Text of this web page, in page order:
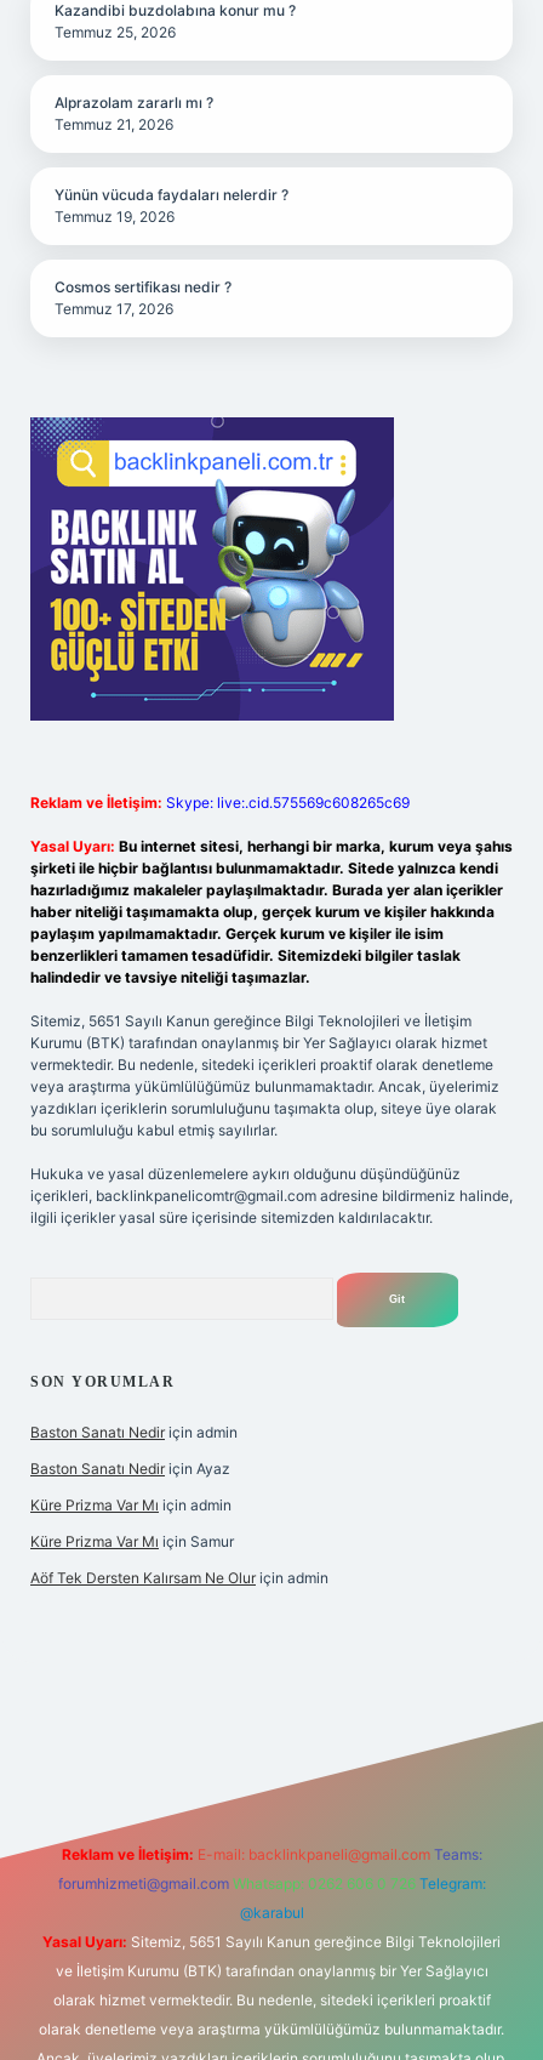
Kazandibi buzdolabına konur mu ?
Temmuz 25, 2026
Alprazolam zararlı mı ?
Temmuz 21, 2026
Yünün vücuda faydaları nelerdir ?
Temmuz 19, 2026
Cosmos sertifikası nedir ?
Temmuz 17, 2026
Reklam ve İletişim: Skype: live:.cid.575569c608265c69
Yasal Uyarı: Bu internet sitesi, herhangi bir marka, kurum veya şahıs
şirketi ile hiçbir bağlantısı bulunmamaktadır. Sitede yalnızca kendi
hazırladığımız makaleler paylaşılmaktadır. Burada yer alan içerikler
haber niteliği taşımamakta olup, gerçek kurum ve kişiler hakkında
paylaşım yapılmamaktadır. Gerçek kurum ve kişiler ile isim
benzerlikleri tamamen tesadüfidir. Sitemizdeki bilgiler taslak
halindedir ve tavsiye niteliği taşımazlar.
Sitemiz, 5651 Sayılı Kanun gereğince Bilgi Teknolojileri ve İletişim
Kurumu (BTK) tarafından onaylanmış bir Yer Sağlayıcı olarak hizmet
vermektedir. Bu nedenle, sitedeki içerikleri proaktif olarak denetleme
veya araştırma yükümlülüğümüz bulunmamaktadır. Ancak, üyelerimiz
yazdıkları içeriklerin sorumluluğunu taşımakta olup, siteye üye olarak
bu sorumluluğu kabul etmiş sayılırlar.
Hukuka ve yasal düzenlemelere aykırı olduğunu düşündüğünüz
içerikleri, backlinkpanelicomtr@gmail.com adresine bildirmeniz halinde,
ilgili içerikler yasal süre içerisinde sitemizden kaldırılacaktır.
SON YORUMLAR
Baston Sanatı Nedir için admin
Baston Sanatı Nedir için Ayaz
Küre Prizma Var Mı için admin
Küre Prizma Var Mı için Samur
Aöf Tek Dersten Kalırsam Ne Olur için admin
Reklam ve İletişim: E-mail: backlinkpaneli@gmail.com Teams:
forumhizmeti@gmail.com Whatsapp: 0262 606 0 726 Telegram:
@karabul
Yasal Uyarı: Sitemiz, 5651 Sayılı Kanun gereğince Bilgi Teknolojileri
ve İletişim Kurumu (BTK) tarafından onaylanmış bir Yer Sağlayıcı
olarak hizmet vermektedir. Bu nedenle, sitedeki içerikleri proaktif
olarak denetleme veya araştırma yükümlülüğümüz bulunmamaktadır.